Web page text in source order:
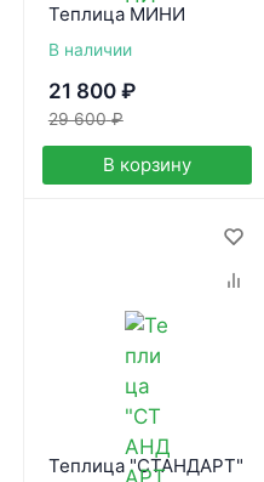
Теплица МИНИ
В наличии
21 800 ₽
29 600 ₽
В корзину
Теплица "СТАНДАРТ"